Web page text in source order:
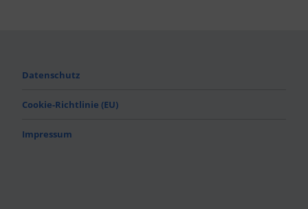
Datenschutz
Cookie-Richtlinie (EU)
Impressum